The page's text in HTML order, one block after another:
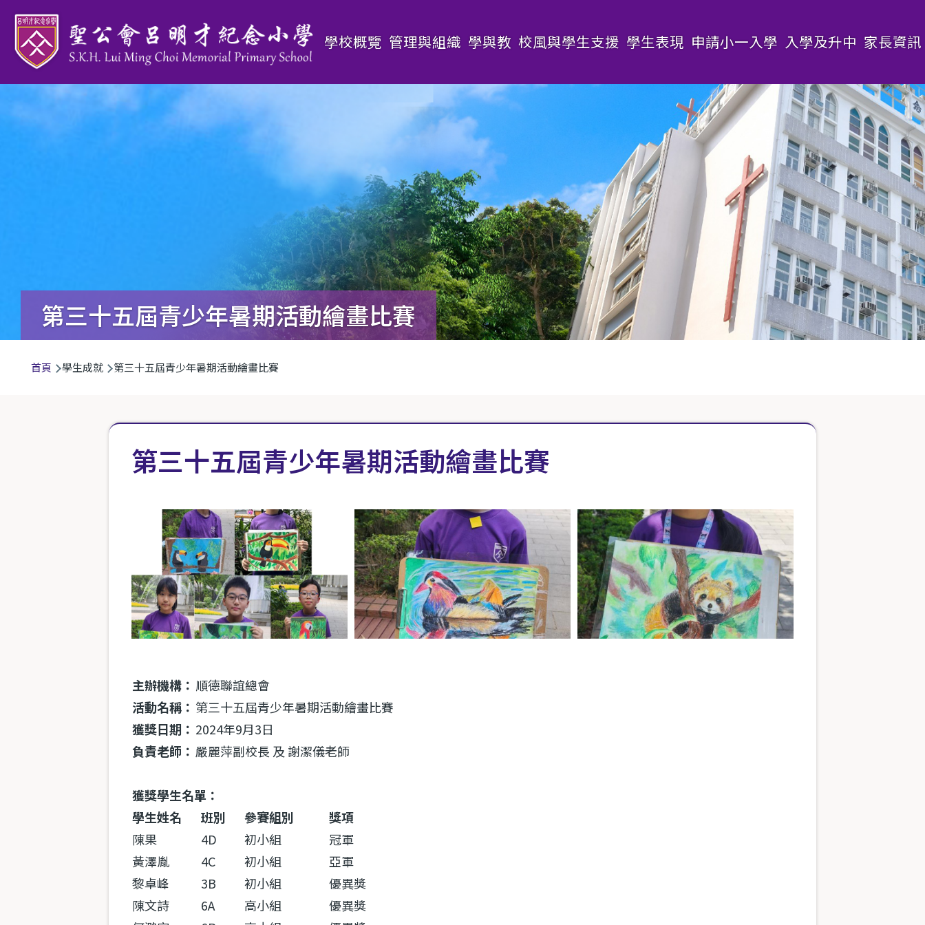
移至主內容 Main
navigation
學校概覽 管理與組織 學與教 校風與學生支援 學生表現 申請小一入學 入學及升中 家長資訊
第三十五屆青少年暑期活動繪畫比賽
航
首頁 學生成就 第三十五屆青少年暑期活動繪畫比賽
第三十五屆青少年暑期活動繪畫比賽
主辦機構： 順德聯誼總會
活動名稱： 第三十五屆青少年暑期活動繪畫比賽
獲獎日期： 2024年9月3日
負責老師： 嚴麗萍副校長 及 謝潔儀老師
獲獎學生名單：
學生姓名
班別 參賽組別
獎項
陳果
4D 初小組
冠軍
黃澤胤
4C 初小組
亞軍
黎卓峰
3B 初小組
優異獎
陳文詩
6A 高小組
優異獎